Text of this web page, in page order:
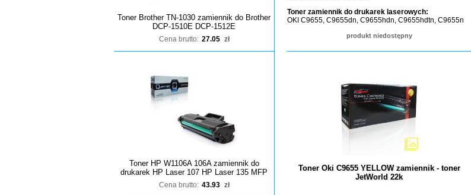
Toner Brother TN-1030 zamiennik do Brother
DCP-1510E DCP-1512E
Cena brutto: 27.05 zł
Toner HP W1106A 106A zamiennik do
drukarek HP Laser 107 HP Laser 135 MFP
Cena brutto: 43.93 zł
Toner zamiennik do drukarek laserowych:
OKI C9655, C9655dn, C9655hdn, C9655hdtn, C9655n
produkt niedostępny
Toner Oki C9655 YELLOW zamiennik - toner
JetWorld 22k